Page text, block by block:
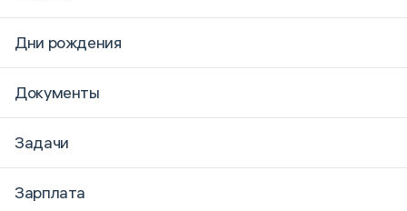
Дни рождения
Документы
Задачи
Зарплата